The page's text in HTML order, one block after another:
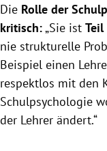
Die Rolle der
kritisch:„Sie ist Teil
nie strukturelle
Beispiel einen
respektlos mit den
Schulpsychologie
der Lehrer ändert.“